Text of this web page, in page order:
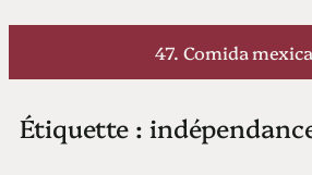
Aller
47. Comida
Étiquette :